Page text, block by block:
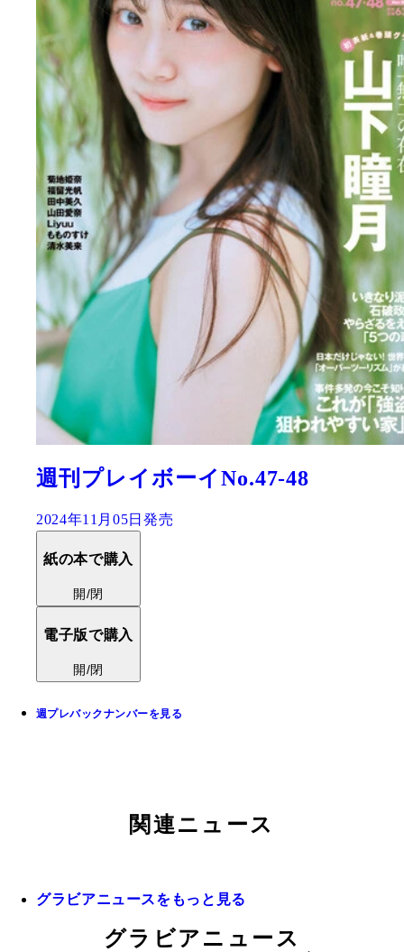
週刊プレイボーイNo.47-48
2024年11月05日発売
紙の本で購入
開/閉
電子版で購入
開/閉
週プレバックナンバーを見る
関連ニュース
グラビアニュースをもっと見る
グラビアニュース